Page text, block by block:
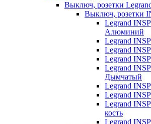
Выключ, розетки
Выключ, розетки
Legrand
Алюминий
Legrand
Legrand
Legrand
Legrand
Дымчатый
Legrand
Legrand
Legrand
кость
Legrand